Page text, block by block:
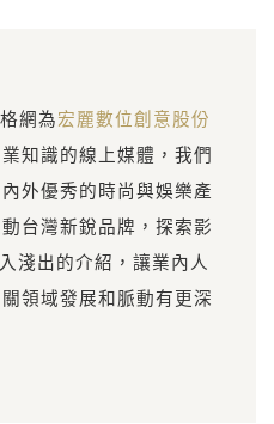
網為宏麗數位創意股份
知識的線上媒體，我們
外優秀的時尚與娛樂產
台灣新銳品牌，探索影
淺出的介紹，讓業內人
領域發展和脈動有更深